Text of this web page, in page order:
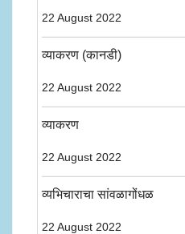
22 August 2022
व्याकरण (कानडी)
22 August 2022
व्याकरण
22 August 2022
व्यभिचाराचा सांवळागोंधळ
22 August 2022